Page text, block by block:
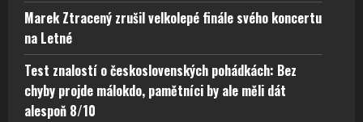
Marek Ztracený zrušil velkolepé finále svého koncertu
na Letné
Test znalostí o československých pohádkách: Bez
chyby projde málokdo, pamětníci by ale měli dát
alespoň 8/10